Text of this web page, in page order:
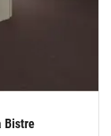
Bistre